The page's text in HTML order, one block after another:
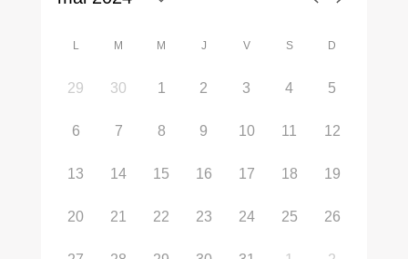
L M M J V S D
29 30 1 2 3 4 5
6 7 8 9 10 11 12
13 14 15 16 17 18 19
20 21 22 23 24 25 26